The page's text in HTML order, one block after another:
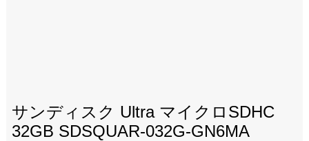
サンディスク Ultra マイクロSDHC
32GB SDSQUAR-032G-GN6MA